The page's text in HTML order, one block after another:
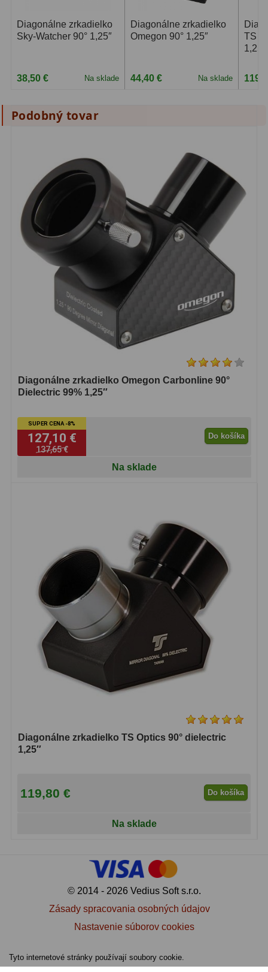
Domáci21
Profesionálne
69
Literatúra
Darčekové poukazy
Diagonálne zrkadielko
Sky-Watcher 90° 1,25″
38,50 € Na sklade
Diagonálne zrkadielko
Omegon 90° 1,25″
44,40 € Na sklade
TS
1,25″
Podobný tovar
Diagonálne zrkadielko Omegon Carbonline 90°
Dielectric 99% 1,25″
SUPER CENA -8%
127,10 €
137,65 €
Do košíka
Na sklade
Diagonálne zrkadielko TS Optics 90° dielectric
1,25″
119,80 € Do košíka
Na sklade
© 2014 - 2026 Vedius Soft s.r.o.
Zásady spracovania osobných údajov
Nastavenie súborov cookies
Tyto internetové stránky používají soubory cookie.